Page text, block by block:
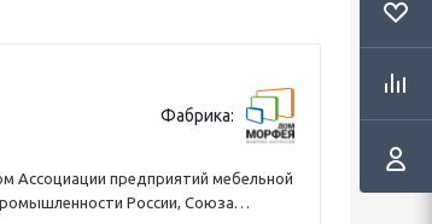
Фабрика:
Ассоциации предприятий мебельной
России, Союза